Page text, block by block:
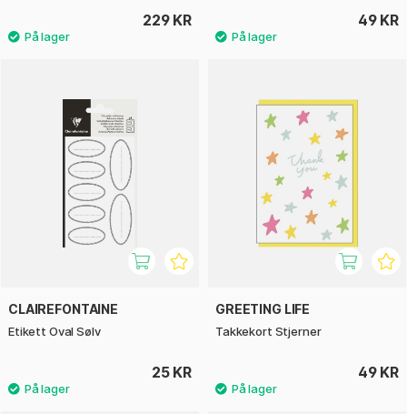
229 KR 49 KR
CLAIREFONTAINE
Etikett Oval Sølv
25 KR
GREETING LIFE
Takkekort Stjerner
49 KR